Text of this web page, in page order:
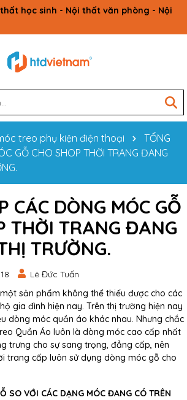
học sinh - Nội thất văn phòng - Nội
treo phụ kiện điện thoại
TỔNG
GỖ CHO SHOP THỜI TRANG ĐANG
CÁC DÒNG MÓC GỖ
THỜI TRANG ĐANG
TRƯỜNG.
Lê Đức Tuấn
sản phẩm không thể thiếu được cho các
gia đình hiện nay. Trên thị trường hiện nay
dòng móc quần áo khác nhau. Nhưng chắc
Quần Áo luôn là dòng móc cao cấp nhất
trưng cho sự sang trọng, đẳng cấp, nên
trang cấp luôn sử dụng dòng móc gỗ cho
SO VỚI CÁC DẠNG MÓC ĐANG CÓ TRÊN